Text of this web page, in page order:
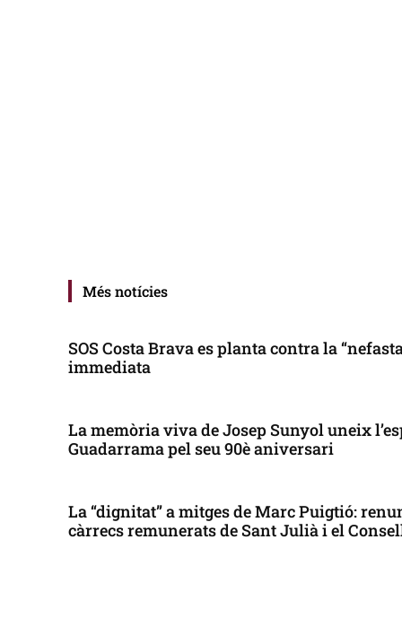
Més notícies
SOS Costa Brava es planta contra la
immediata
La memòria viva de Josep Sunyol uneix
Guadarrama pel seu 90è aniversari
La “dignitat” a mitges de Marc Puigtió:
càrrecs remunerats de Sant Julià i el